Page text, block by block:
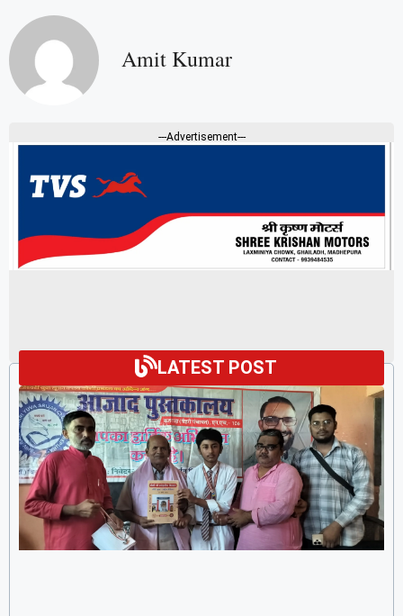
Amit Kumar
---Advertisement---
LATEST POST